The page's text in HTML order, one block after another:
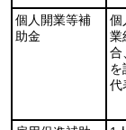
個人開業等補
助金
個
業
合
を
代